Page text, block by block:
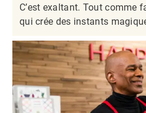
C’est exaltant. Tout comme
qui crée des instants